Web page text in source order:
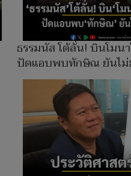
ธรรมนัส โต้ลั่น! บินโมน
ปัดแอบพบทักษิณ ยันไ